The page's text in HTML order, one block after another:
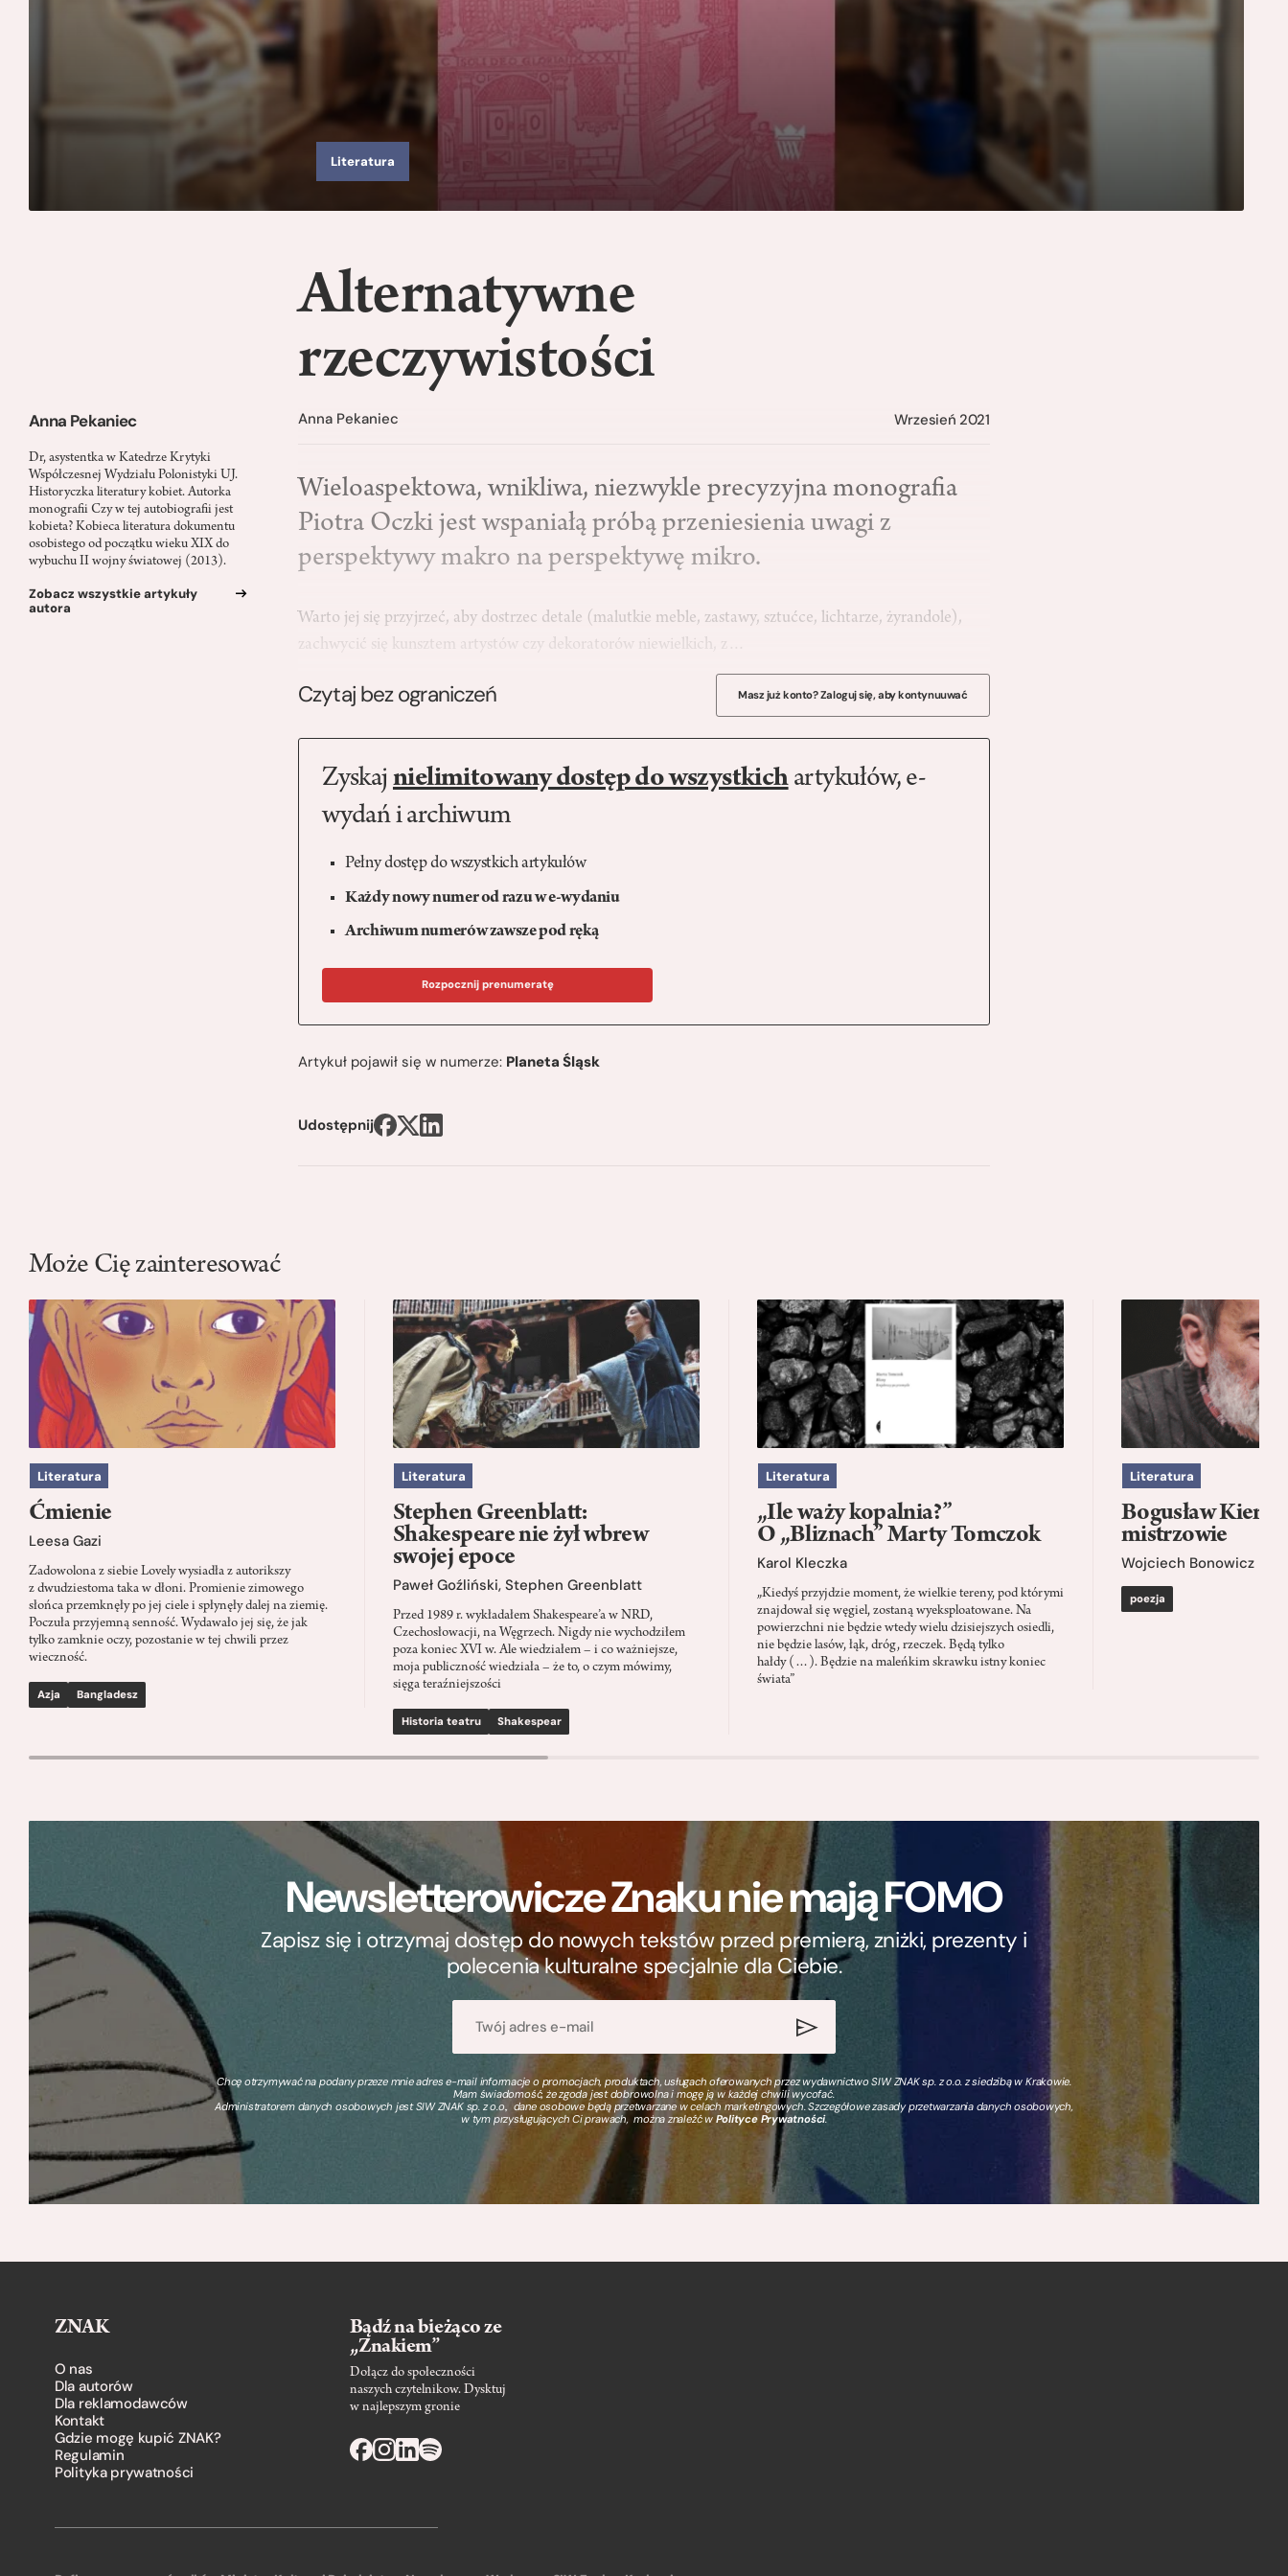
Literatura
Anna Pekaniec
Dr, asystentka w Katedrze Krytyki
Współczesnej Wydziału Polonistyki UJ.
Historyczka literatury kobiet. Autorka
monografii Czy w tej autobiografii jest
kobieta? Kobieca literatura dokumentu
osobistego od początku wieku XIX do
wybuchu II wojny światowej (2013).
Zobacz wszystkie artykuły
autora
Alternatywne
rzeczywistości
Anna Pekaniec Wrzesień 2021
Wieloaspektowa, wnikliwa, niezwykle precyzyjna monografia
Piotra Oczki jest wspaniałą próbą przeniesienia uwagi z
perspektywy makro na perspektywę mikro.
Warto jej się przyjrzeć, aby dostrzec detale (malutkie meble, zastawy, sztućce, lichtarze, żyrandole),
zachwycić się kunsztem artystów czy dekoratorów niewielkich, z…
Czytaj bez ograniczeń Masz już konto? Zaloguj się, aby kontynuuwać
Zyskaj nielimitowany dostęp do wszystkichartykułów, e-
wydań i archiwum
Pełny dostęp do wszystkich artykułów
Każdy nowy numer od razu w e-wydaniu
Archiwum numerów zawsze pod ręką
Rozpocznij prenumeratę
Artykuł pojawił się w numerze: Planeta Śląsk
Udostępnij
Może Cię zainteresować
Literatura
Ćmienie
Leesa Gazi
Zadowolona z siebie Lovely wysiadła z autorikszy
z dwudziestoma taka w dłoni. Promienie zimowego
słońca przemknęły po jej ciele i spłynęły dalej na ziemię.
Poczuła przyjemną senność. Wydawało jej się, że jak
tylko zamknie oczy, pozostanie w tej chwili przez
wieczność.
Azja Bangladesz
Literatura
Stephen Greenblatt:
Shakespeare nie żył wbrew
swojej epoce
Paweł Goźliński, Stephen Greenblatt
Przed 1989 r. wykładałem Shakespeare’a w NRD,
Czechosłowacji, na Węgrzech. Nigdy nie wychodziłem
poza koniec XVI w. Ale wiedziałem – i co ważniejsze,
moja publiczność wiedziała – że to, o czym mówimy,
sięga teraźniejszości
Historia teatru Shakespear
Literatura
„Ile waży kopalnia?”
O „Bliznach” Marty Tomczok
Karol Kleczka
„Kiedyś przyjdzie moment, że wielkie tereny, pod którymi
znajdował się węgiel, zostaną wyeksploatowane. Na
powierzchni nie będzie wtedy wielu dzisiejszych osiedli,
nie będzie lasów, łąk, dróg, rzeczek. Będą tylko
hałdy (…). Będzie na maleńkim skrawku istny koniec
świata”
Literatura
Bogusław Kierc
mistrzowie
Wojciech Bonowicz
poezja
Newsletterowicze Znaku nie mają FOMO
Zapisz się i otrzymaj dostęp do nowych tekstów przed premierą, zniżki, prezenty i
polecenia kulturalne specjalnie dla Ciebie.
Chcę otrzymywać na podany przeze mnie adres e-mail informacje o promocjach, produktach, usługach oferowanych przez wydawnictwo SIW ZNAK sp. z o.o. z siedzibą w Krakowie.
Mam świadomość, że zgoda jest dobrowolna i mogę ją w każdej chwili wycofać.
Administratorem danych osobowych jest SIW ZNAK sp. z o.o., dane osobowe będą przetwarzane w celach marketingowych. Szczegółowe zasady przetwarzania danych osobowych,
w tym przysługujących Ci prawach, można znaleźć wPolityce Prywatności.
ZNAK
O nas
Dla autorów
Dla reklamodawców
Kontakt
Gdzie mogę kupić ZNAK?
Regulamin
Polityka prywatności
Bądź na bieżąco ze
„Znakiem”
Dołącz do społeczności
naszych czytelnikow. Dysktuj
w najlepszym gronie